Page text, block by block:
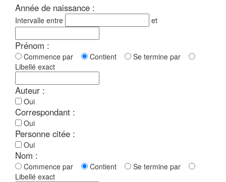
Année de naissance :
Intervalle entre et
Prénom :
Commence par Contient
Se termine par
Libellé exact
Auteur :
Oui
Correspondant :
Oui
Personne citée :
Oui
Nom :
Commence par Contient
Se termine par
Libellé exact